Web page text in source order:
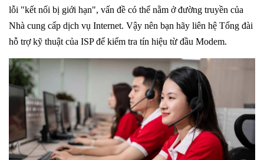
lỗi "kết nối bị giới hạn", vấn đề có thể nằm ở đường truyền của
Nhà cung cấp dịch vụ Internet. Vậy nên bạn hãy liên hệ Tổng đài
hỗ trợ kỹ thuật của ISP để kiểm tra tín hiệu từ đầu Modem.